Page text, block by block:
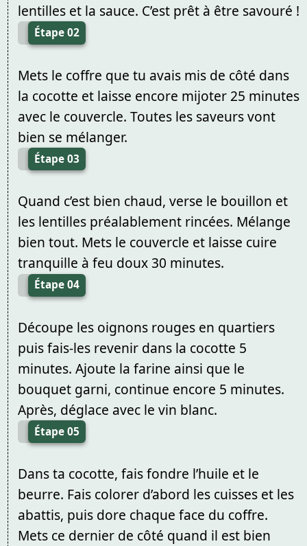
lentilles et la sauce. C’est prêt à être savouré !
Étape 02
Mets le coffre que tu avais mis de côté dans
la cocotte et laisse encore mijoter 25 minutes
avec le couvercle. Toutes les saveurs vont
bien se mélanger.
Étape 03
Quand c’est bien chaud, verse le bouillon et
les lentilles préalablement rincées. Mélange
bien tout. Mets le couvercle et laisse cuire
tranquille à feu doux 30 minutes.
Étape 04
Découpe les oignons rouges en quartiers
puis fais-les revenir dans la cocotte 5
minutes. Ajoute la farine ainsi que le
bouquet garni, continue encore 5 minutes.
Après, déglace avec le vin blanc.
Étape 05
Dans ta cocotte, fais fondre l’huile et le
beurre. Fais colorer d’abord les cuisses et les
abattis, puis dore chaque face du coffre.
Mets ce dernier de côté quand il est bien